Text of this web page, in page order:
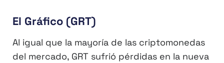
El Gráfico (GRT)
Al igual que la mayoría de las criptomonedas
del mercado, GRT sufrió pérdidas en la nueva